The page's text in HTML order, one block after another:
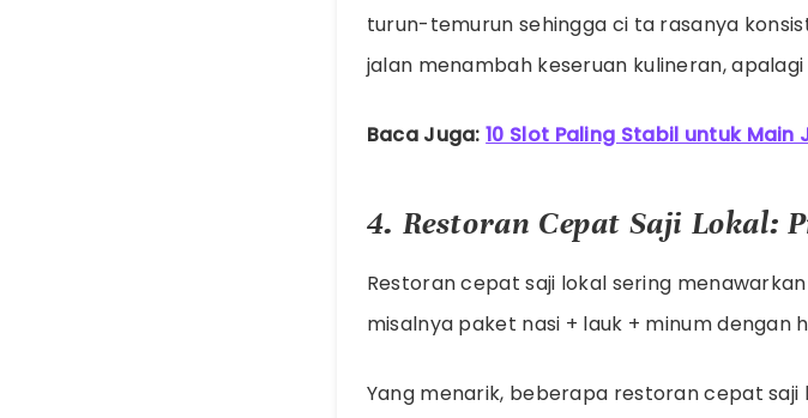
turun-temurun sehingga ci ta rasanya
jalan menambah keseruan kulineran,
Baca Juga:10 Slot Paling Stabil untuk Main
4. Restoran Cepat Saji Lokal:
Restoran cepat saji lokal sering
misalnya paket nasi + lauk + minum dengan
Yang menarik, beberapa restoran cepat